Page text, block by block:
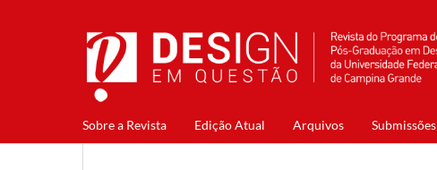
Sobre a Revista Edição Atual Arquivos Submissões